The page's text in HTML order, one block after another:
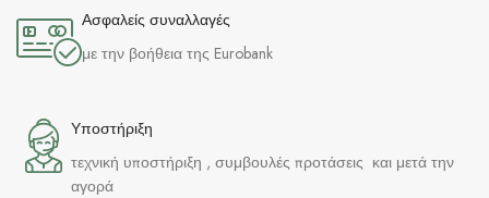
Ασφαλείς συναλλαγές
με την βοήθεια της Eurobank
Υποστήριξη
τεχνική υποστήριξη , συμβουλές προτάσεις και μετά την
αγορά